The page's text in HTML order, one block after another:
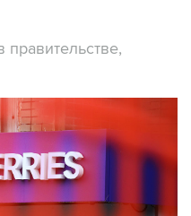
правительстве,